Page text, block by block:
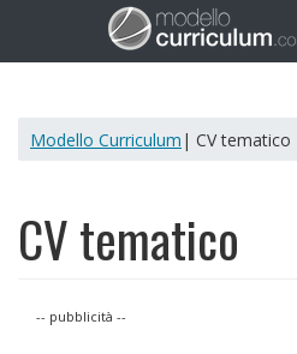
Modello Curriculum | CV tematico
CV tematico
-- pubblicità --